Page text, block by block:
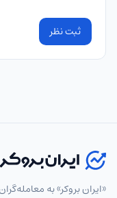
ثبت نظر
«ایران بروکر» به